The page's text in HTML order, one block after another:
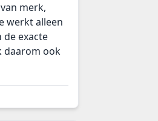
merk,
werkt alleen
exacte
daarom ook